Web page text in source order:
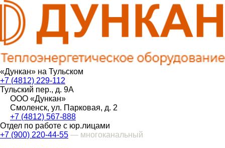
«Дункан» на Тульском
+7 (4812) 229-112
Тульский пер., д. 9А
ООО «Дункан»
Смоленск, ул. Парковая, д. 2
+7 (4812) 567-888
Отдел по работе с юр.лицами
+7 (900) 220-44-55 — многоканальный